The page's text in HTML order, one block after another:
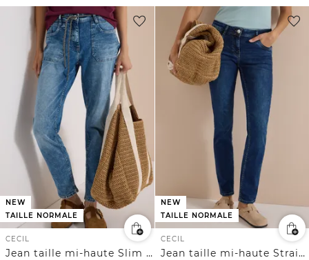
NEW
TAILLE NORMALE
CECIL
Jean taille mi-haute Slim Leg, coupe décontractée
NEW
TAILLE NORMALE
CECIL
Jean taille mi-haute Straight Leg à coupe décontractée